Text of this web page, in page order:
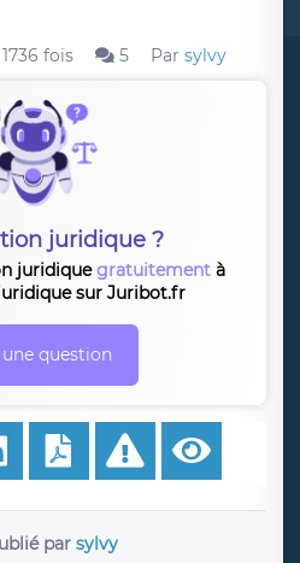
fois 5 Par sylvy
juridique ?
juridiquegratuitement à
sur Juribot.fr
question
par sylvy